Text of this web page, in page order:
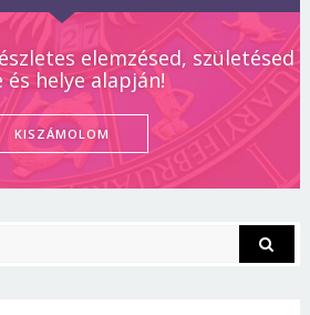
elemzésed, születésed
és helye alapján!
KISZÁMOLOM